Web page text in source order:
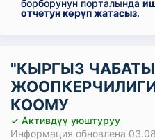
борборунун порталында
отчетун көрүп жатасыз.
"КЫРГЫЗ
КООМУ
✓ Активдүү уюштуруу
Информация обновлена